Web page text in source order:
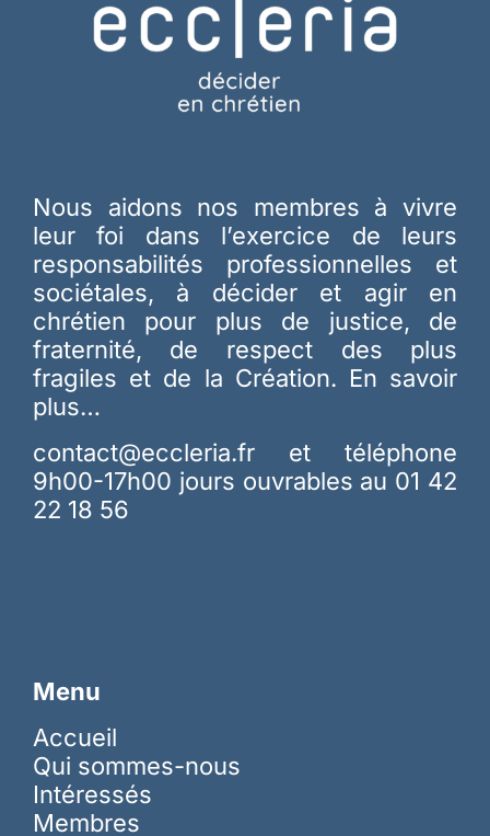
Nous aidons nos membres à vivre
leur foi dans l’exercice de leurs
responsabilités professionnelles et
sociétales, à décider et agir en
chrétien pour plus de justice, de
fraternité, de respect des plus
fragiles et de la Création. En savoir
plus…
contact@eccleria.fr et téléphone
9h00-17h00 jours ouvrables au 01 42
22 18 56
Menu
Accueil
Qui sommes-nous
Intéressés
Membres